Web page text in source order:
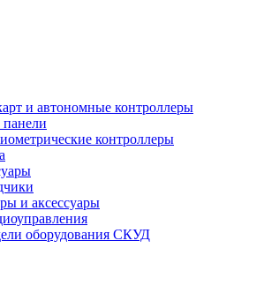
и автономные контроллеры
контроллеры
и аксессуары
оборудования СКУД